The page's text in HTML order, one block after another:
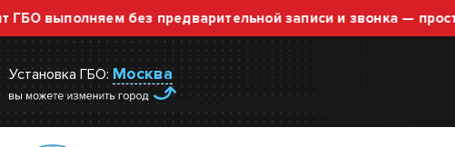
без предварительной записи и звонка — просто
Установка ГБО: Москва